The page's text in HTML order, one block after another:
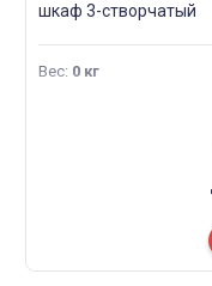
шкаф 3-створчатый
Вес: 0 кг